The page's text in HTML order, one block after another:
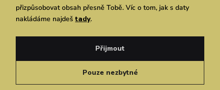
Simplia.cz
Zásady ochrany osobních údajů
Čeština
přizpůsobovat obsah přesně Tobě. Víc o tom, jak s daty
nakládáme najdeš tady.
Pouze nezbytné
Přijmout